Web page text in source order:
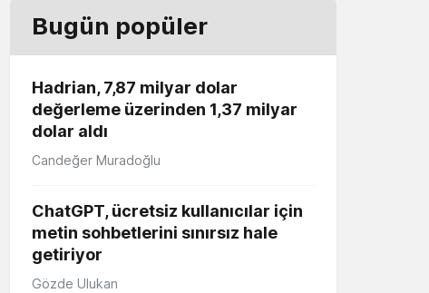
Bugün popüler
Hadrian, 7,87 milyar dolar
değerleme üzerinden 1,37 milyar
dolar aldı
Candeğer Muradoğlu
ChatGPT, ücretsiz kullanıcılar için
metin sohbetlerini sınırsız hale
getiriyor
Gözde Ulukan